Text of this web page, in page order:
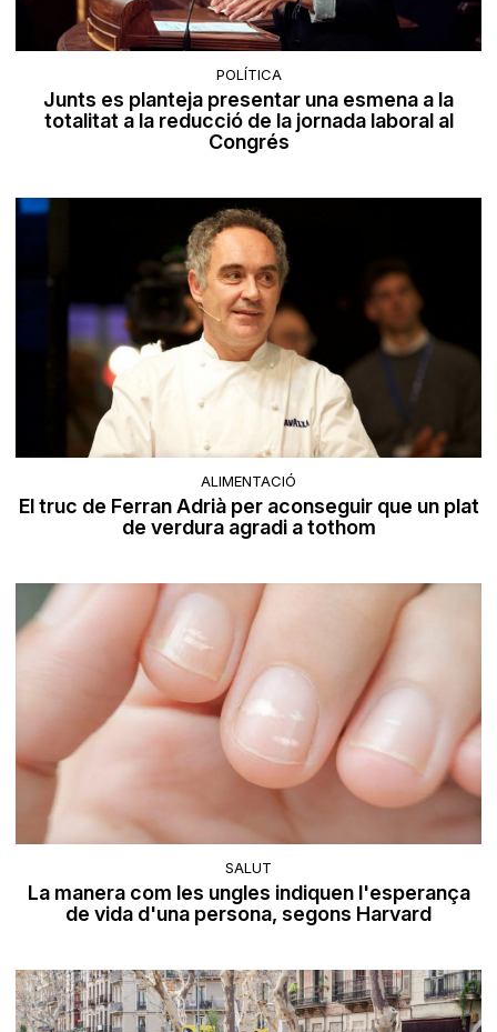
POLÍTICA
Junts es planteja presentar una esmena a la
totalitat a la reducció de la jornada laboral al
Congrés
ALIMENTACIÓ
El truc de Ferran Adrià per aconseguir que un plat
de verdura agradi a tothom
SALUT
La manera com les ungles indiquen l'esperança
de vida d'una persona, segons Harvard